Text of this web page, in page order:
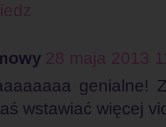
28 maja 2013
genialne!
wstawiać więcej